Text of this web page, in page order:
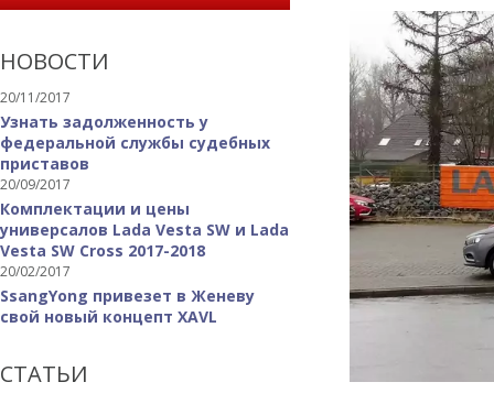
НОВОСТИ
20/11/2017
Узнать задолженность у
федеральной службы судебных
приставов
20/09/2017
Комплектации и цены
универсалов Lada Vesta SW и Lada
Vesta SW Cross 2017-2018
20/02/2017
SsangYong привезет в Женеву
свой новый концепт XAVL
СТАТЬИ